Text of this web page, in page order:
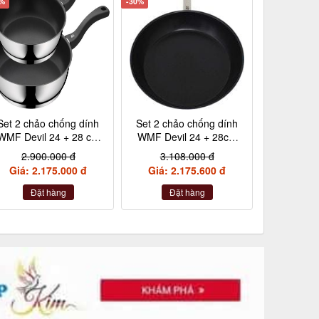
2 chảo chống dính
Devil 24 + 28 cm
kèm xẻng
2.900.000 đ
Giá: 2.175.000 đ
Đặt hàng
Set 2 chảo chống dính
WMF Devil 24 + 28cm
cán inox nội địa Đức
3.108.000 đ
Giá: 2.175.600 đ
Đặt hàng